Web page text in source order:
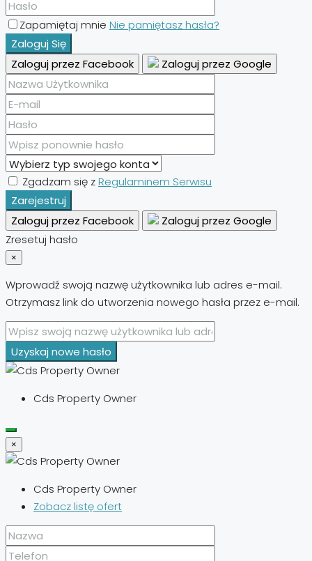
Zapamiętaj mnie Nie pamiętasz hasła?
Zaloguj Się
Zaloguj przez Facebook
Zaloguj przez Google
Zgadzam się zRegulaminem Serwisu
Zarejestruj
Zaloguj przez Facebook
Zaloguj przez Google
Zresetuj hasło
×
Wprowadź swoją nazwę użytkownika lub adres e-mail.
Otrzymasz link do utworzenia nowego hasła przez e-mail.
Uzyskaj nowe hasło
Cds Property Owner
×
Cds Property Owner
Zobacz listę ofert